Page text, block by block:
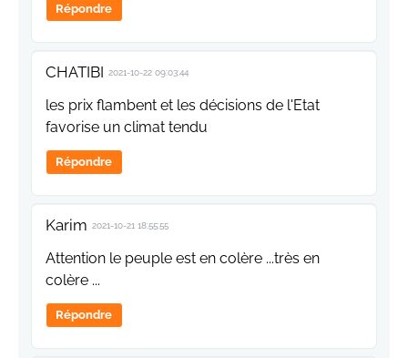
Répondre
CHATIBI 2021-10-22 09:03:44
les prix flambent et les décisions de l'Etat
favorise un climat tendu
Répondre
Karim 2021-10-21 18:55:55
Attention le peuple est en colère ...très en
colère ...
Répondre